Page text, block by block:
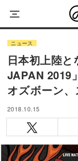
content
ニュース
日本初上陸
JAPAN 2019
オズボーン
2018.10.15